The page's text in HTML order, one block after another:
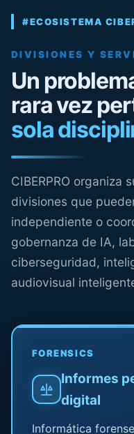
#ECOSISTEMA
DIVISIONES Y
Un
rara vez
sola
CIBERPRO organiza
divisiones que
independiente o
gobernanza de IA,
ciberseguridad,
audiovisual
FORENSICS
Informes
digital
Informática